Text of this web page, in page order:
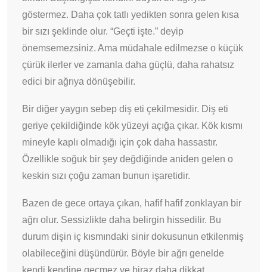
göstermez. Daha çok tatlı yedikten sonra gelen kısa
bir sızı şeklinde olur. “Geçti işte.” deyip
önemsemezsiniz. Ama müdahale edilmezse o küçük
çürük ilerler ve zamanla daha güçlü, daha rahatsız
edici bir ağrıya dönüşebilir.
Bir diğer yaygın sebep diş eti çekilmesidir. Diş eti
geriye çekildiğinde kök yüzeyi açığa çıkar. Kök kısmı
mineyle kaplı olmadığı için çok daha hassastır.
Özellikle soğuk bir şey değdiğinde aniden gelen o
keskin sızı çoğu zaman bunun işaretidir.
Bazen de gece ortaya çıkan, hafif hafif zonklayan bir
ağrı olur. Sessizlikte daha belirgin hissedilir. Bu
durum dişin iç kısmındaki sinir dokusunun etkilenmiş
olabileceğini düşündürür. Böyle bir ağrı genelde